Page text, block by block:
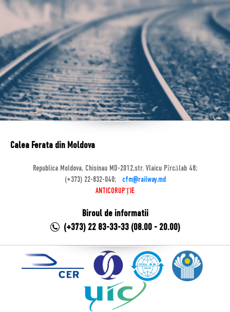
Calea Ferata din Moldova
Republica Moldova, Chisinau MD-2012,str. Vlaicu Pîrcălab 48;
(+373) 22-832-040;
cfm@railway.md
ANTICORUPȚIE
Biroul de informatii
(+373) 22 83-33-33 (08.00 - 20.00)